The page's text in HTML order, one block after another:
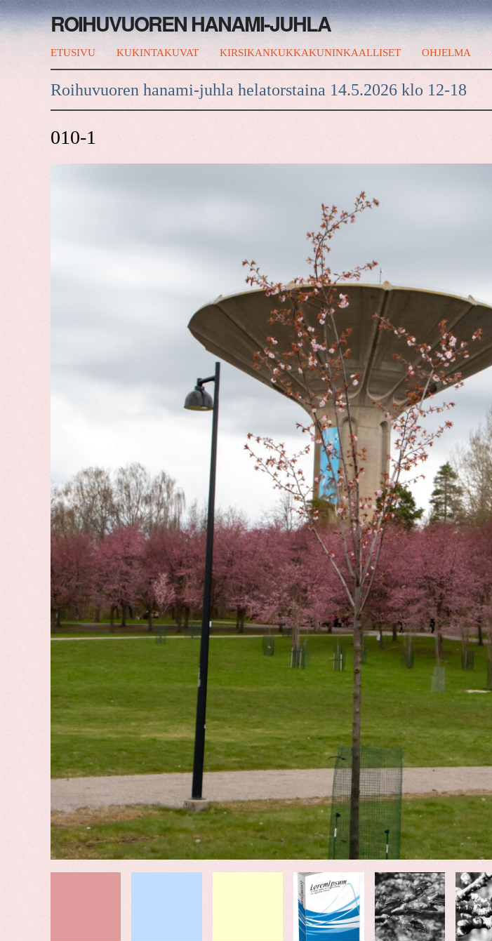
ROIHUVUOREN HANAMI-JUHLA
ETUSIVU KUKINTAKUVAT KIRSIKANKUKKAKUNINKAALLISET OHJELMA
Roihuvuoren hanami-juhla helatorstaina 14.5.2026 klo 12-18
010-1